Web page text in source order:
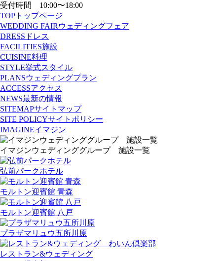
受付時間 10:00〜18:00
TOP トップページ
WEDDING FAIR ウェディングフェア
DRESS ドレス
FACILITIES施設
CUISINE料理
STYLE挙式スタイル
PLANSウェディングプラン
ACCESSアクセス
NEWS最新の情報
SITEMAPサイトマップ
SITE POLICYサイトポリシー
IMAGINEイマジン
イマジンウェディンググループ 施設一覧
弘前パークホテル
モルトン迎賓館 青森
モルトン迎賓館 八戸
プラザマリュウ五所川原
レストラン&ウェディング